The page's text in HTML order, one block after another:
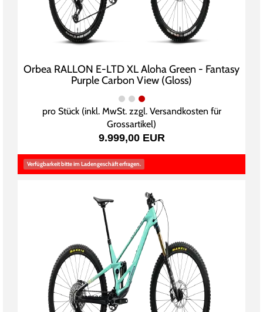
Orbea RALLON E-LTD XL Aloha Green - Fantasy
Purple Carbon View (Gloss)
pro Stück (inkl. MwSt. zzgl. Versandkosten für
Grossartikel)
9.999,00 EUR
Verfügbarkeit bitte im Ladengeschäft erfragen.